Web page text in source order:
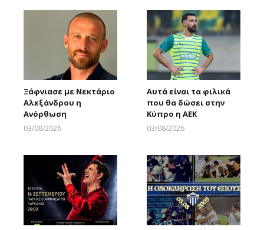
Ξάφνιασε με Νεκτάριο
Αλεξάνδρου η
Ανόρθωση
03/08/2026
Αυτά είναι τα φιλικά
που θα δώσει στην
Κύπρο η ΑΕΚ
03/08/2026